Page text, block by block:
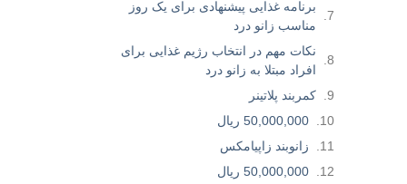
برنامه غذایی پیشنهادی برای یک روز
مناسب زانو درد
نکات مهم در انتخاب رژیم غذایی برای
افراد مبتلا به زانو درد
کمربند پلاتینر
50,000,000 ریال
زانوبند زاپیامکس
50,000,000 ریال